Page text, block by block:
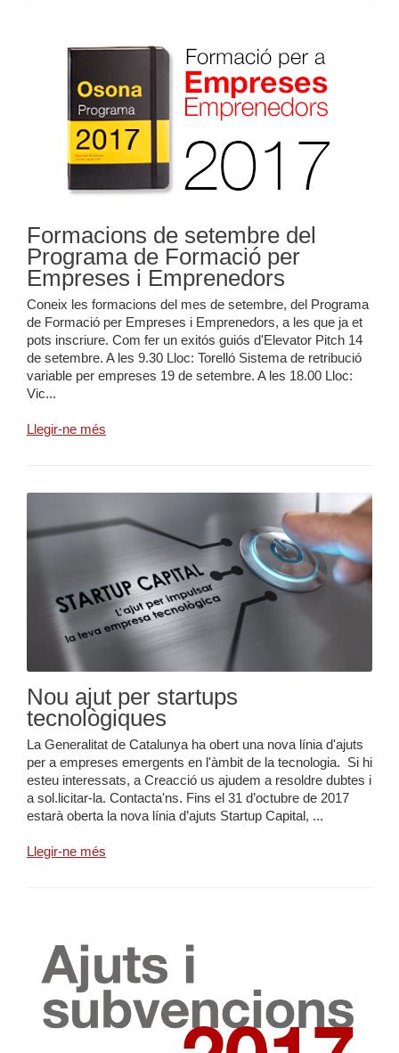
Formacions de setembre del
Programa de Formació per
Empreses i Emprenedors
Coneix les formacions del mes de setembre, del Programa
de Formació per Empreses i Emprenedors, a les que ja et
pots inscriure. Com fer un exitós guiós d'Elevator Pitch 14
de setembre. A les 9.30 Lloc: Torelló Sistema de retribució
variable per empreses 19 de setembre. A les 18.00 Lloc:
Vic...
Llegir-ne més
Nou ajut per startups
tecnològiques
La Generalitat de Catalunya ha obert una nova línia d'ajuts
per a empreses emergents en l'àmbit de la tecnologia. Si hi
esteu interessats, a Creacció us ajudem a resoldre dubtes i
a sol.licitar-la. Contacta'ns. Fins el 31 d’octubre de 2017
estarà oberta la nova línia d’ajuts Startup Capital, ...
Llegir-ne més